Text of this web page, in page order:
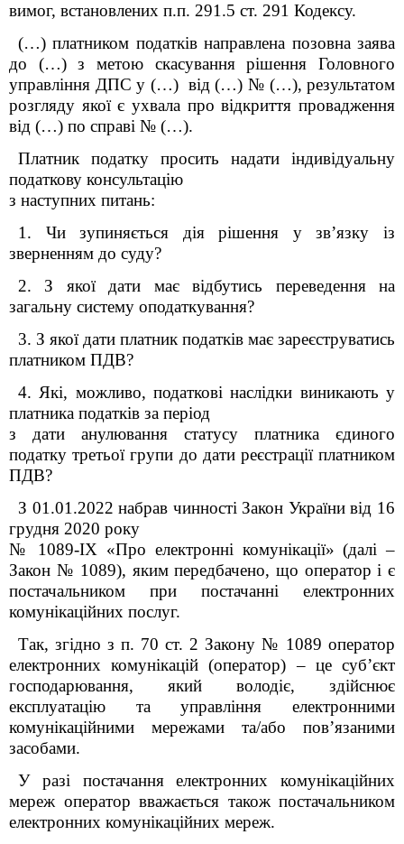
вимог, встановлених п.п. 291.5 ст. 291 Кодексу.
(…) платником податків направлена позовна заява
до (…) з метою скасування рішення Головного
управління ДПС у (…) від (…) № (…), результатом
розгляду якої є ухвала про відкриття провадження
від (…) по справі № (…).
Платник податку просить надати індивідуальну
податкову консультацію
з наступних питань:
1. Чи зупиняється дія рішення у зв’язку із
зверненням до суду?
2. З якої дати має відбутись переведення на
загальну систему оподаткування?
3. З якої дати платник податків має зареєструватись
платником ПДВ?
4. Які, можливо, податкові наслідки виникають у
платника податків за період
з дати анулювання статусу платника єдиного
податку третьої групи до дати реєстрації платником
ПДВ?
З 01.01.2022 набрав чинності Закон України від 16
грудня 2020 року
№ 1089-IX «Про електронні комунікації» (далі –
Закон № 1089), яким передбачено, що оператор і є
постачальником при постачанні електронних
комунікаційних послуг.
Так, згідно з п. 70 ст. 2 Закону № 1089 оператор
електронних комунікацій (оператор) – це суб’єкт
господарювання, який володіє, здійснює
експлуатацію та управління електронними
комунікаційними мережами та/або пов’язаними
засобами.
У разі постачання електронних комунікаційних
мереж оператор вважається також постачальником
електронних комунікаційних мереж.